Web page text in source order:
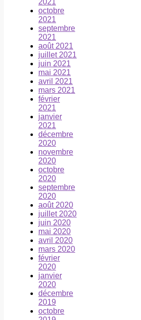
2021
octobre
2021
septembre
2021
août 2021
juillet 2021
juin 2021
mai 2021
avril 2021
mars 2021
février
2021
janvier
2021
décembre
2020
novembre
2020
octobre
2020
septembre
2020
août 2020
juillet 2020
juin 2020
mai 2020
avril 2020
mars 2020
février
2020
janvier
2020
décembre
2019
octobre